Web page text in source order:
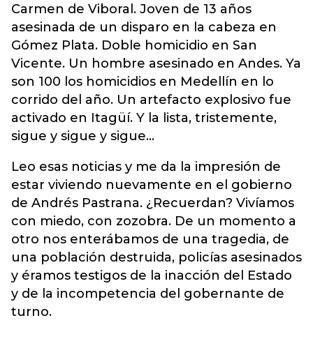
Carmen de Viboral. Joven de 13 años
asesinada de un disparo en la cabeza en
Gómez Plata. Doble homicidio en San
Vicente. Un hombre asesinado en Andes. Ya
son 100 los homicidios en Medellín en lo
corrido del año. Un artefacto explosivo fue
activado en Itagüí. Y la lista, tristemente,
sigue y sigue y sigue…
Leo esas noticias y me da la impresión de
estar viviendo nuevamente en el gobierno
de Andrés Pastrana. ¿Recuerdan? Vivíamos
con miedo, con zozobra. De un momento a
otro nos enterábamos de una tragedia, de
una población destruida, policías asesinados
y éramos testigos de la inacción del Estado
y de la incompetencia del gobernante de
turno.